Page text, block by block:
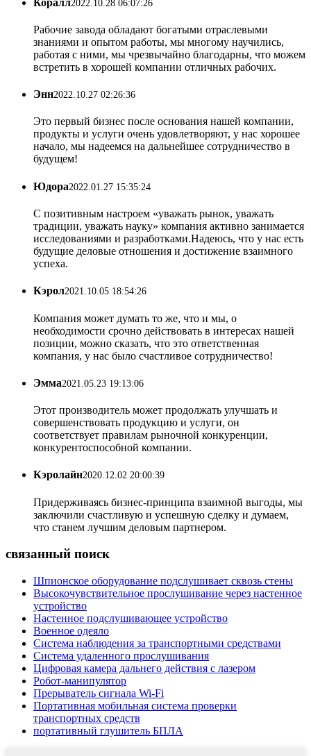
2022.10.28 06:07:26
Рабочие завода обладают богатыми отраслевыми
знаниями и опытом работы, мы многому научились,
работая с ними, мы чрезвычайно благодарны, что можем
встретить в хорошей компании отличных рабочих.
Энн2022.10.27 02:26:36
Это первый бизнес после основания нашей компании,
продукты и услуги очень удовлетворяют, у нас хорошее
начало, мы надеемся на дальнейшее сотрудничество в
будущем!
Юдора2022.01.27 15:35:24
С позитивным настроем «уважать рынок, уважать
традиции, уважать науку» компания активно занимается
исследованиями и разработками.Надеюсь, что у нас есть
будущие деловые отношения и достижение взаимного
успеха.
Кэрол2021.10.05 18:54:26
Компания может думать то же, что и мы, о
необходимости срочно действовать в интересах нашей
позиции, можно сказать, что это ответственная
компания, у нас было счастливое сотрудничество!
Эмма2021.05.23 19:13:06
Этот производитель может продолжать улучшать и
совершенствовать продукцию и услуги, он
соответствует правилам рыночной конкуренции,
конкурентоспособной компании.
Кэролайн2020.12.02 20:00:39
Придерживаясь бизнес-принципа взаимной выгоды, мы
заключили счастливую и успешную сделку и думаем,
что станем лучшим деловым партнером.
связанный поиск
Шпионское оборудование подслушивает сквозь стены
Высокочувствительное прослушивание через настенное
устройство
Настенное подслушивающее устройство
Военное одеяло
Система наблюдения за транспортными средствами
Система удаленного прослушивания
Цифровая камера дальнего действия с лазером
Робот-манипулятор
Прерыватель сигнала Wi-Fi
Портативная мобильная система проверки
транспортных средств
портативный глушитель БПЛА